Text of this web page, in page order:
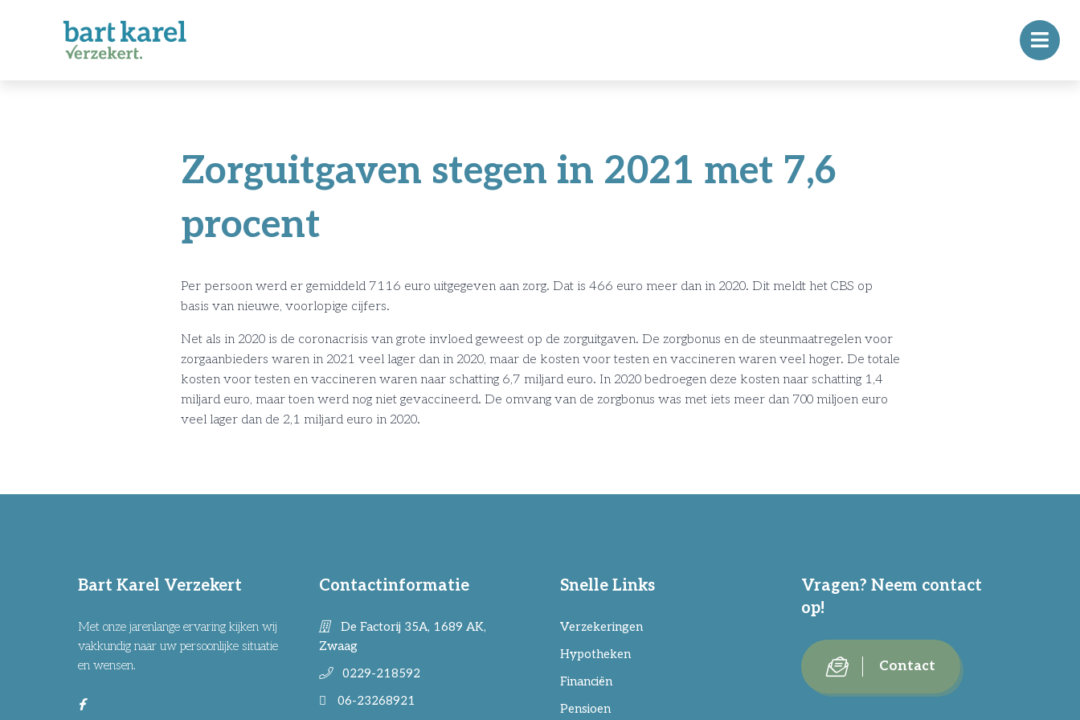
Zorguitgaven stegen in 2021 met 7,6
procent
Per persoon werd er gemiddeld 7116 euro uitgegeven aan zorg. Dat is 466 euro meer dan in 2020. Dit meldt het CBS op
basis van nieuwe, voorlopige cijfers.
Net als in 2020 is de coronacrisis van grote invloed geweest op de zorguitgaven. De zorgbonus en de steunmaatregelen voor
zorgaanbieders waren in 2021 veel lager dan in 2020, maar de kosten voor testen en vaccineren waren veel hoger. De totale
kosten voor testen en vaccineren waren naar schatting 6,7 miljard euro. In 2020 bedroegen deze kosten naar schatting 1,4
miljard euro, maar toen werd nog niet gevaccineerd. De omvang van de zorgbonus was met iets meer dan 700 miljoen euro
veel lager dan de 2,1 miljard euro in 2020.
Bart Karel Verzekert
Met onze jarenlange ervaring kijken wij
vakkundig naar uw persoonlijke situatie
en wensen.
Contactinformatie
De Factorij 35A, 1689 AK,
Zwaag
0229-218592
06-23268921
Snelle Links
Verzekeringen
Hypotheken
Financiën
Pensioen
Vragen? Neem contact
op!
Contact